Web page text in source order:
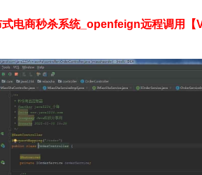
电商秒杀系统_openfeign远程调用